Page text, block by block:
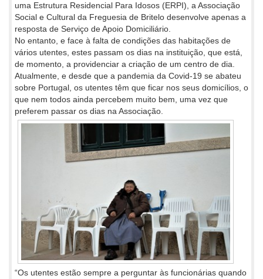
uma Estrutura Residencial Para Idosos (ERPI), a Associação
Social e Cultural da Freguesia de Britelo desenvolve apenas a
resposta de Serviço de Apoio Domiciliário.
No entanto, e face à falta de condições das habitações de
vários utentes, estes passam os dias na instituição, que está,
de momento, a providenciar a criação de um centro de dia.
Atualmente, e desde que a pandemia da Covid-19 se abateu
sobre Portugal, os utentes têm que ficar nos seus domicílios, o
que nem todos ainda percebem muito bem, uma vez que
preferem passar os dias na Associação.
“Os utentes estão sempre a perguntar às funcionárias quando